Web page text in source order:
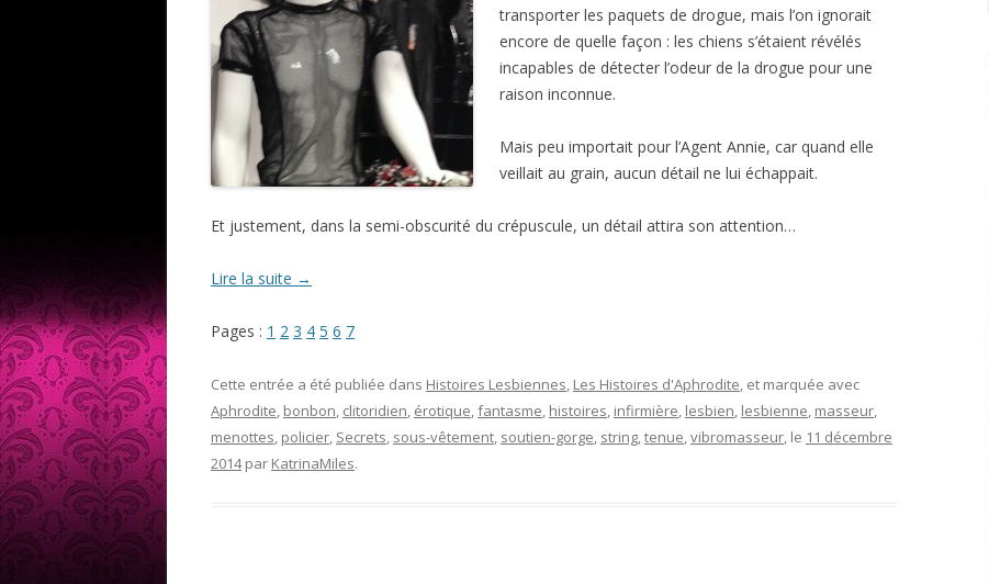
transporter les paquets de drogue, mais l’on ignorait
encore de quelle façon : les chiens s’étaient révélés
incapables de détecter l’odeur de la drogue pour une
raison inconnue.
Mais peu importait pour l’Agent Annie, car quand elle
veillait au grain, aucun détail ne lui échappait.
Et justement, dans la semi-obscurité du crépuscule, un détail attira son attention…
Lire la suite →
Pages : 1 2 3 4 5 6 7
Cette entrée a été publiée dans Histoires Lesbiennes, Les Histoires d'Aphrodite, et marquée avec
Aphrodite, bonbon, clitoridien, érotique,fantasme, histoires, infirmière, lesbien, lesbienne, masseur,
menottes, policier, Secrets, sous-vêtement, soutien-gorge, string,tenue,vibromasseur, le 11 décembre
2014 par KatrinaMiles.